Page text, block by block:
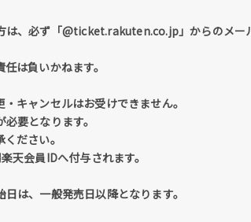
は、必ず「@ticket.rakuten.co.jp」からのメー
は負いかねます。
キャンセルはお受けできません。
要となります。
ださい。
天会員IDへ付与されます。
は、一般発売日以降となります。